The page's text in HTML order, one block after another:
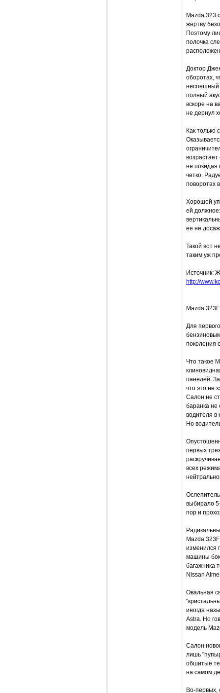
Mazda 323
жертву
Поэтому
полочка
Доктор
оборотах,
неспешный
полный
вскоре на
не дернул
Как только
не покидая
четко.
поворотах
Хорошей
ей
ее не
Такой вот
таким уж
Источник:
http://
Mazda
Для
поколения
Что такое
панелей.
что это не
Салон не
баранка не
водителя в
Но
первых
всех
выбирало
пор и
Mazda
изменился
машины
багажника
Nissan
Овальная
иногда
Astra. Но
модель
Салон
лишь
обшитые
на самом
Во-первых,